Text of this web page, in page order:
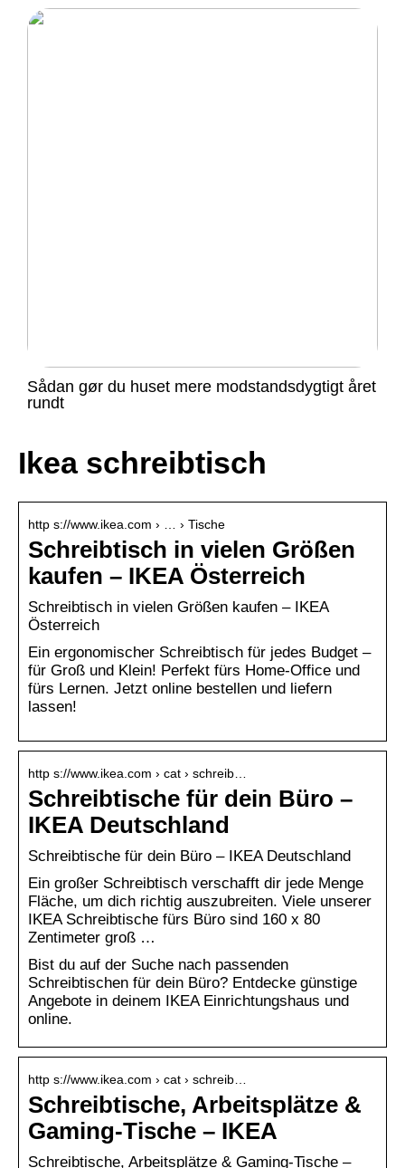
Sådan gør du huset mere modstandsdygtigt året
rundt
Ikea schreibtisch
http s://www.ikea.com › … › Tische
Schreibtisch in vielen Größen
kaufen – IKEA Österreich
Schreibtisch in vielen Größen kaufen – IKEA
Österreich
Ein ergonomischer Schreibtisch für jedes Budget –
für Groß und Klein! Perfekt fürs Home-Office und
fürs Lernen. Jetzt online bestellen und liefern
lassen!
http s://www.ikea.com › cat › schreib…
Schreibtische für dein Büro –
IKEA Deutschland
Schreibtische für dein Büro – IKEA Deutschland
Ein großer Schreibtisch verschafft dir jede Menge
Fläche, um dich richtig auszubreiten. Viele unserer
IKEA Schreibtische fürs Büro sind 160 x 80
Zentimeter groß …
Bist du auf der Suche nach passenden
Schreibtischen für dein Büro? Entdecke günstige
Angebote in deinem IKEA Einrichtungshaus und
online.
http s://www.ikea.com › cat › schreib…
Schreibtische, Arbeitsplätze &
Gaming-Tische – IKEA
Schreibtische, Arbeitsplätze & Gaming-Tische –